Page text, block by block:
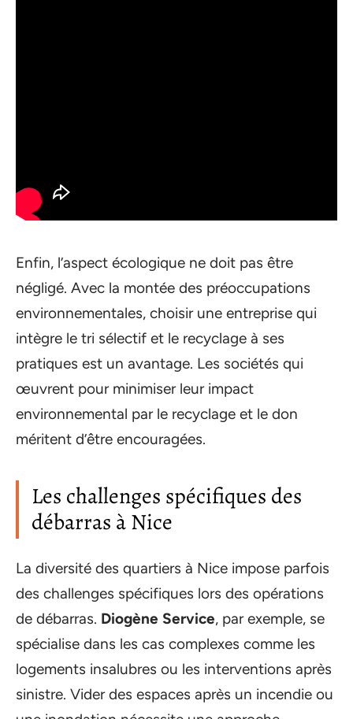
Enfin, l’aspect écologique ne doit pas être
négligé. Avec la montée des préoccupations
environnementales, choisir une entreprise qui
intègre le tri sélectif et le recyclage à ses
pratiques est un avantage. Les sociétés qui
œuvrent pour minimiser leur impact
environnemental par le recyclage et le don
méritent d’être encouragées.
Les challenges spécifiques des
débarras à Nice
La diversité des quartiers à Nice impose parfois
des challenges spécifiques lors des opérations
de débarras. Diogène Service, par exemple, se
spécialise dans les cas complexes comme les
logements insalubres ou les interventions après
sinistre. Vider des espaces après un incendie ou